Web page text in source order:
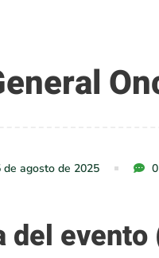
de agosto de 2025
del evento